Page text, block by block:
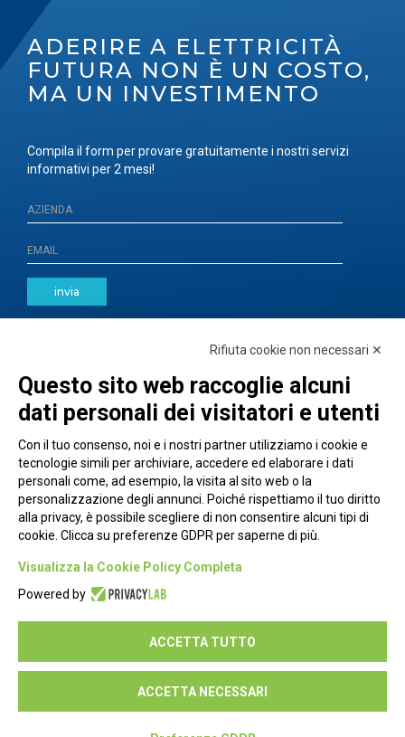
ADERIRE A ELETTRICITÀ
FUTURA NON È UN COSTO,
MA UN INVESTIMENTO
Compila il form per provare gratuitamente i nostri servizi
informativi per 2 mesi!
invia
Piazza Alessandria, 24 - 00198 Roma
Privacy Policy
Seguici su:
Rifiuta cookie non necessari ✕
Questo sito web raccoglie alcuni
dati personali dei visitatori e utenti
Con il tuo consenso, noi e i nostri partner utilizziamo i cookie e
tecnologie simili per archiviare, accedere ed elaborare i dati
personali come, ad esempio, la visita al sito web o la
personalizzazione degli annunci. Poiché rispettiamo il tuo diritto
alla privacy, è possibile scegliere di non consentire alcuni tipi di
cookie. Clicca su preferenze GDPR per saperne di più.
Visualizza la Cookie Policy Completa
Powered by
ACCETTA TUTTO
ACCETTA NECESSARI